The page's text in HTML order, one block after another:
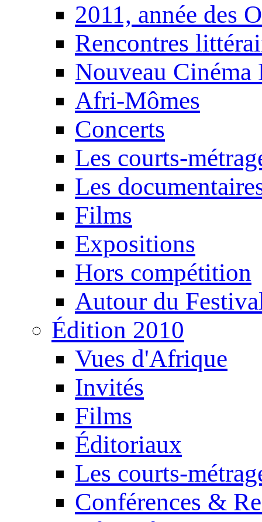
2011, année des
Rencontres
Nouveau Cinéma
Afri-Mômes
Concerts
Les courts-
Les
Films
Expositions
Hors compétition
Autour du
Édition 2010
Vues d'Afrique
Invités
Films
Éditoriaux
Les courts-
Conférences &